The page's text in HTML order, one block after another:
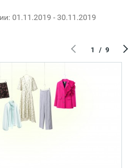
01.11.2019 - 30.11.2019
1 / 9